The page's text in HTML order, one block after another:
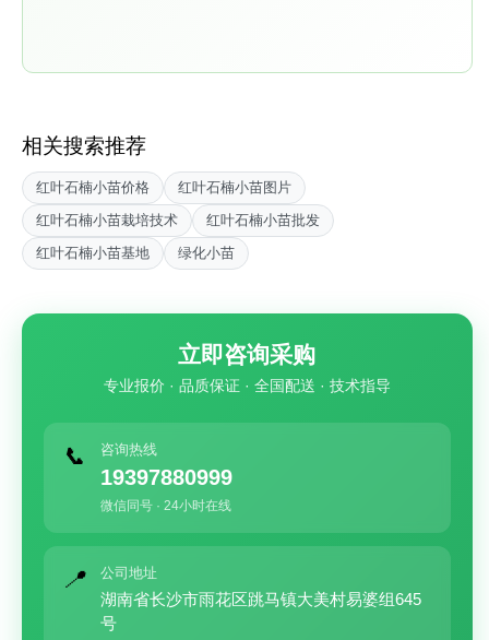
相关搜索推荐
红叶石楠小苗价格
红叶石楠小苗图片
红叶石楠小苗栽培技术
红叶石楠小苗批发
红叶石楠小苗基地
绿化小苗
立即咨询采购
专业报价 · 品质保证 · 全国配送 · 技术指导
📞 咨询热线
19397880999
微信同号 · 24小时在线
📍 公司地址
湖南省长沙市雨花区跳马镇大美村易婆组645
号